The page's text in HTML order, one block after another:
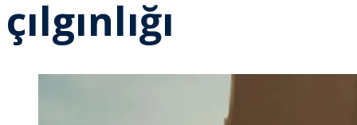
çılgınlığı